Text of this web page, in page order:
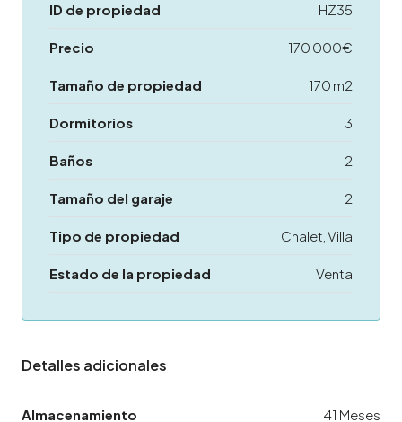
ID de propiedad HZ35
Precio 170 000€
Tamaño de propiedad 170 m2
Dormitorios 3
Baños 2
Tamaño del garaje 2
Tipo de propiedad Chalet, Villa
Estado de la propiedad Venta
Detalles adicionales
Almacenamiento 41 Meses